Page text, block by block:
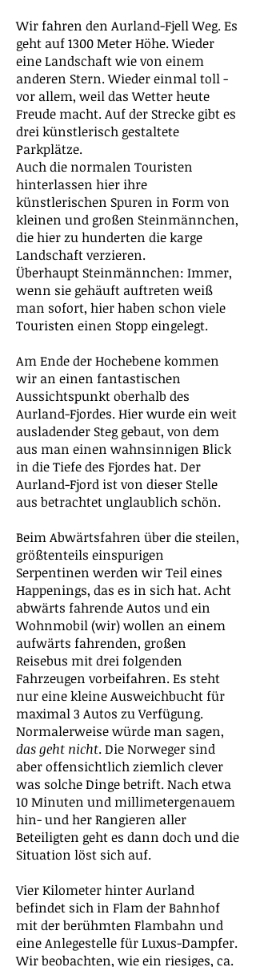
Wir fahren den Aurland-Fjell Weg. Es
geht auf 1300 Meter Höhe. Wieder
eine Landschaft wie von einem
anderen Stern. Wieder einmal toll -
vor allem, weil das Wetter heute
Freude macht. Auf der Strecke gibt es
drei künstlerisch gestaltete
Parkplätze.
Auch die normalen Touristen
hinterlassen hier ihre
künstlerischen Spuren in Form von
kleinen und großen Steinmännchen,
die hier zu hunderten die karge
Landschaft verzieren.
Überhaupt Steinmännchen: Immer,
wenn sie gehäuft auftreten weiß
man sofort, hier haben schon viele
Touristen einen Stopp eingelegt.
Am Ende der Hochebene kommen
wir an einen fantastischen
Aussichtspunkt oberhalb des
Aurland-Fjordes. Hier wurde ein weit
ausladender Steg gebaut, von dem
aus man einen wahnsinnigen Blick
in die Tiefe des Fjordes hat. Der
Aurland-Fjord ist von dieser Stelle
aus betrachtet unglaublich schön.
Beim Abwärtsfahren über die steilen,
größtenteils einspurigen
Serpentinen werden wir Teil eines
Happenings, das es in sich hat. Acht
abwärts fahrende Autos und ein
Wohnmobil (wir) wollen an einem
aufwärts fahrenden, großen
Reisebus mit drei folgenden
Fahrzeugen vorbeifahren. Es steht
nur eine kleine Ausweichbucht für
maximal 3 Autos zu Verfügung.
Normalerweise würde man sagen,
das geht nicht. Die Norweger sind
aber offensichtlich ziemlich clever
was solche Dinge betrift. Nach etwa
10 Minuten und millimetergenauem
hin- und her Rangieren aller
Beteiligten geht es dann doch und die
Situation löst sich auf.
Vier Kilometer hinter Aurland
befindet sich in Flam der Bahnhof
mit der berühmten Flambahn und
eine Anlegestelle für Luxus-Dampfer.
Wir beobachten, wie ein riesiges, ca.